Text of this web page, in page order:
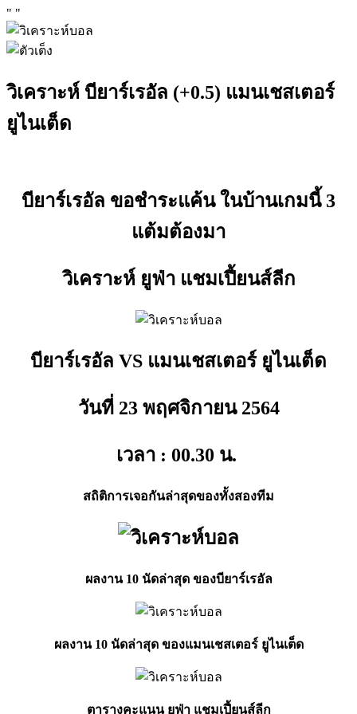
" "
วิเคราะห์ บียาร์เรอัล (+0.5) แมนเชสเตอร์
ยูไนเต็ด
บียาร์เรอัล ขอชำระแค้น ในบ้านเกมนี้ 3
แต้มต้องมา
วิเคราะห์ ยูฟ่า แชมเปี้ยนส์ลีก
บียาร์เรอัล VS แมนเชสเตอร์ ยูไนเต็ด
วันที่ 23 พฤศจิกายน2564
เวลา : 00.30 น.
สถิติการเจอกันล่าสุดของทั้งสองทีม
ผลงาน 10 นัดล่าสุด ของบียาร์เรอัล
ผลงาน 10 นัดล่าสุด ของแมนเชสเตอร์ ยูไนเต็ด
ตารางคะแนน ยูฟ่า แชมเปี้ยนส์ลีก